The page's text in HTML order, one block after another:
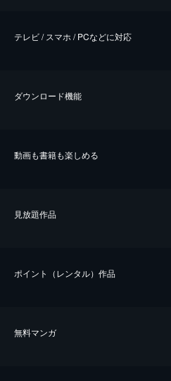
テレビ / スマホ / PCなどに対応
ダウンロード機能
動画も書籍も楽しめる
⾒放題作品
ポイント（レンタル）作品
無料マンガ